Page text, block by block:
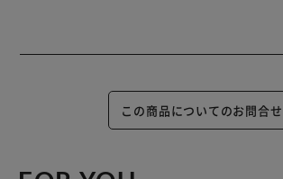
この商品についてのお問合せ